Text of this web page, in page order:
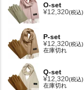
O-set
¥12,320 税込
P-set
¥12,320 税込
在庫切れ
Q-set
¥12,320 税込
在庫切れ